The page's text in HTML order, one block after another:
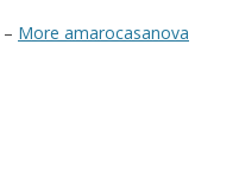
– More amarocasanova